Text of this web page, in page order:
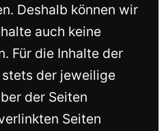
Deshalb können wir
auch keine
Für die Inhalte der
der jeweilige
der Seiten
Seiten